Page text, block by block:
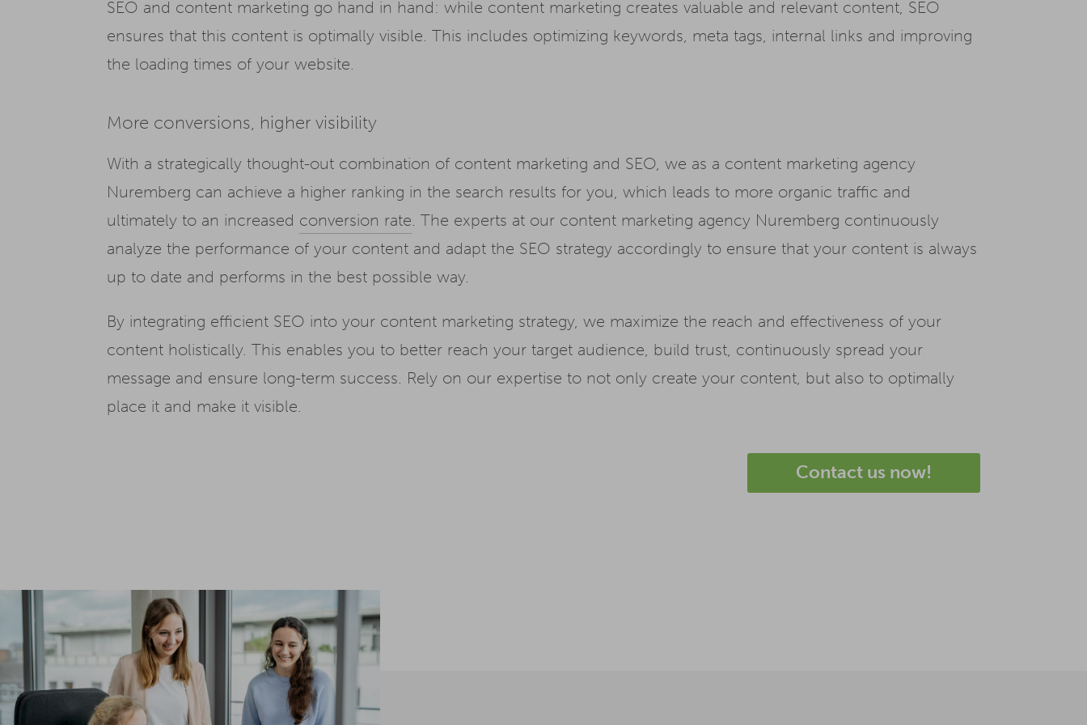
SEO and content marketing go hand in hand: while content marketing creates valuable and relevant content, SEO
ensures that this content is optimally visible. This includes optimizing keywords, meta tags, internal links and improving
the loading times of your website.
More conversions, higher visibility
With a strategically thought-out combination of content marketing and SEO, we as a content marketing agency
Nuremberg can achieve a higher ranking in the search results for you, which leads to more organic traffic and
ultimately to an increased conversion rate. The experts at our content marketing agency Nuremberg continuously
analyze the performance of your content and adapt the SEO strategy accordingly to ensure that your content is always
up to date and performs in the best possible way.
By integrating efficient SEO into your content marketing strategy, we maximize the reach and effectiveness of your
content holistically. This enables you to better reach your target audience, build trust, continuously spread your
message and ensure long-term success. Rely on our expertise to not only create your content, but also to optimally
place it and make it visible.
Contact us now!